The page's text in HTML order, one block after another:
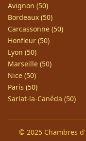
Avignon (50)
Bordeaux (50)
Carcassonne (50)
Honfleur (50)
Lyon (50)
Marseille (50)
Nice (50)
Paris (50)
Sarlat-la-Canéda (50)
© 2025 Chambres